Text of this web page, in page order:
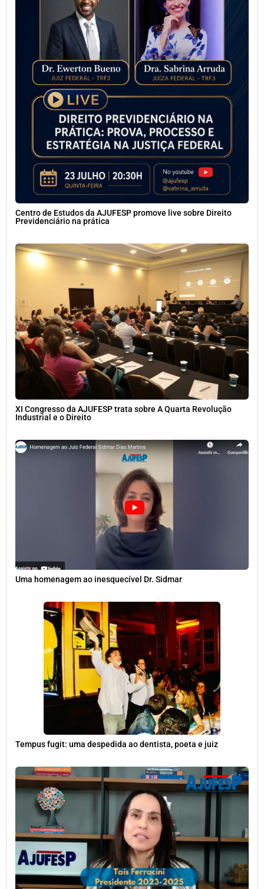
Centro de Estudos da AJUFESP promove live sobre Direito
Previdenciário na prática
XI Congresso da AJUFESP trata sobre A Quarta Revolução
Industrial e o Direito
Uma homenagem ao inesquecível Dr. Sidmar
Tempus fugit: uma despedida ao dentista, poeta e juiz